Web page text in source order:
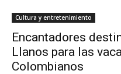
Cultura y entretenimiento
Encantadores
Llanos para las
Colombianos